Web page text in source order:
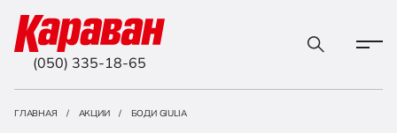
(050) 335-18-65
ГЛАВНАЯ АКЦИИ БОДИ GIULIA